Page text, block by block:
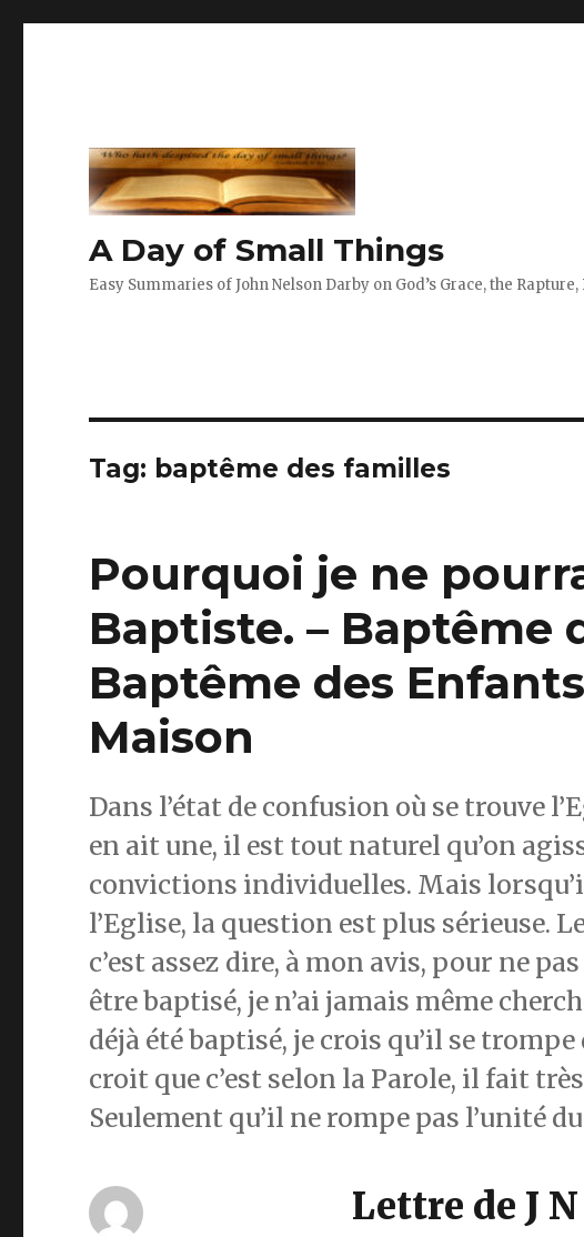
A Day of Small Things
Easy Summaries of John Nelson Darby on God’s Grace, the
Tag: baptême des familles
Pourquoi je ne
Baptiste. – Baptême
Baptême des
Maison
Dans l’état de confusion où se trouve
en ait une, il est tout naturel qu’on
convictions individuelles. Mais
l’Eglise, la question est plus sérieuse.
c’est assez dire, à mon avis, pour ne
être baptisé, je n’ai jamais même
déjà été baptisé, je crois qu’il se
croit que c’est selon la Parole, il fait
Seulement qu’il ne rompe pas l’unité
Lettre de J